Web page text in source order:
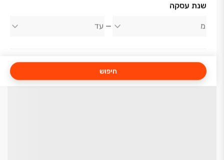
שנת עסקה
חיפוש